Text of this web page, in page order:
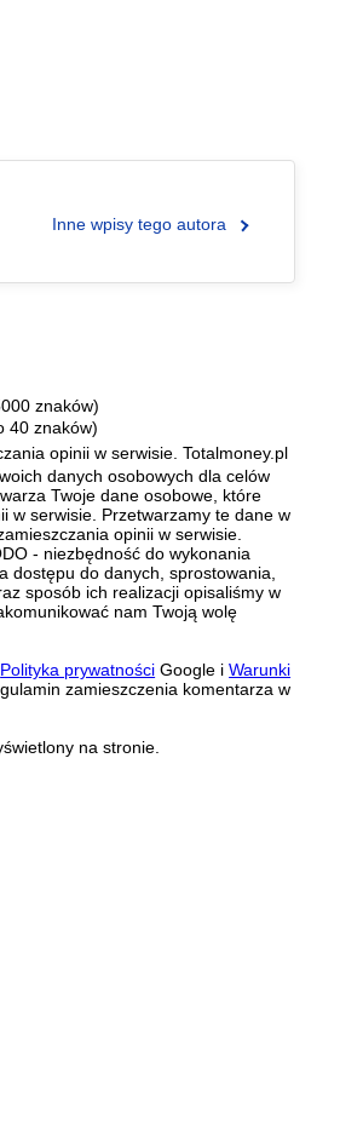
Inne wpisy tego autora
znaków)
40 znaków)
opinii w serwisie. Totalmoney.pl
danych osobowych dla celów
Twoje dane osobowe, które
w serwisie. Przetwarzamy te dane w
opinii w serwisie.
- niezbędność do wykonania
dostępu do danych, sprostowania,
sposób ich realizacji opisaliśmy w
nam Twoją wolę
Polityka prywatności Google iWarunki
zamieszczenia komentarza w
na stronie.